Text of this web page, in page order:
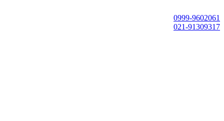
0999-9602061
021-91309317